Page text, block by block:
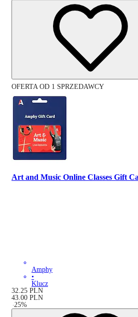
OFERTA OD 1 SPRZEDAWCY
Art and Music Online Classes Gift
Amphy
•
Klucz
32.25 PLN
43.00 PLN
-25%